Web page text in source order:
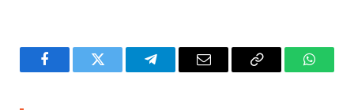
FacebookTwitter TelegramEmail
Copy